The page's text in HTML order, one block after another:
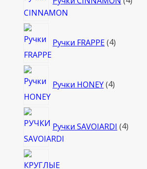
Ручки FRAPPE 4товара
Ручки HONEY 4товара
Ручки SAVOIARDI 4